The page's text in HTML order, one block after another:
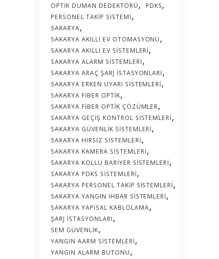
OPTIK DUMAN DEDEKTÖRÜ
PDKS
PERSONEL TAKIP SISTEMI
SAKARYA
SAKARYA AKILLI EV OTOMASYONU
SAKARYA AKILLI EV SISTEMLERI
SAKARYA ALARM SISTEMLERI
SAKARYA ARAÇ ŞARJ İSTASYONLARI
SAKARYA ERKEN UYARI SISTEMLERI
SAKARYA FIBER OPTIK
SAKARYA FIBER OPTIK ÇÖZÜMLER
SAKARYA GEÇIŞ KONTROL SISTEMLERI
SAKARYA GÜVENLIK SISTEMLERI
SAKARYA HIRSIZ SISTEMLERI
SAKARYA KAMERA SISTEMLERI
SAKARYA KOLLU BARIYER SISTEMLERI
SAKARYA PDKS SISTEMLERI
SAKARYA PERSONEL TAKIP SISTEMLERI
SAKARYA YANGIN İHBAR SISTEMLERI
SAKARYA YAPISAL KABLOLAMA
ŞARJ İSTASYONLARI
SEM GÜVENLIK
YANGIN AARM SISTEMLERI
YANGIN ALARM BUTONU